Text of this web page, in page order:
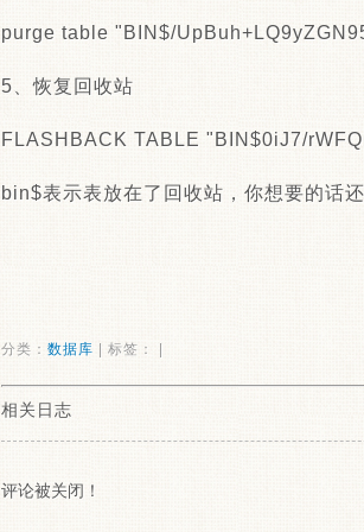
purge table "BIN$/
5、恢复回收站
FLASHBACK TABLE "BIN$0iJ7/
bin$表示表放在了回收站，你想要的话
分类： 数据库 | 标签： |
相关日志
评论被关闭！